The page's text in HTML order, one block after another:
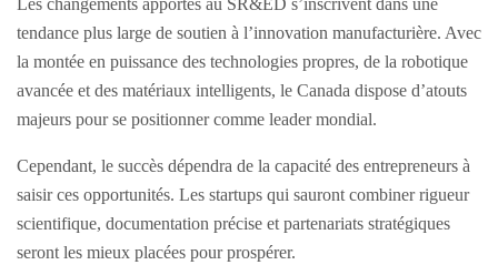
tendance plus large de soutien à l’innovation manufacturière. Avec
la montée en puissance des technologies propres, de la robotique
avancée et des matériaux intelligents, le Canada dispose d’atouts
majeurs pour se positionner comme leader mondial.
Cependant, le succès dépendra de la capacité des entrepreneurs à
saisir ces opportunités. Les startups qui sauront combiner rigueur
scientifique, documentation précise et partenariats stratégiques
seront les mieux placées pour prospérer.